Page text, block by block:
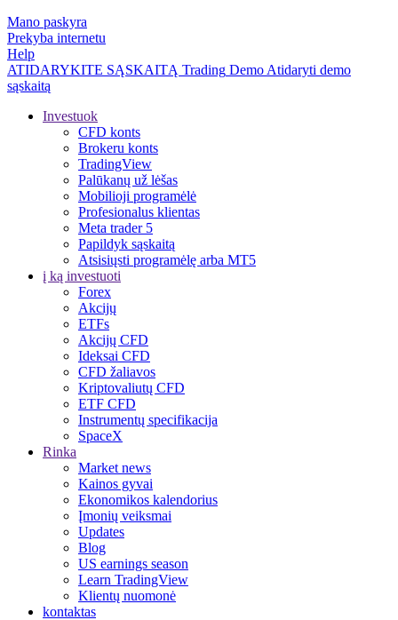
Mano paskyra
Prekyba internetu
Help
ATIDARYKITE SĄSKAITĄ Trading Demo Atidaryti demo
sąskaitą
Investuok
CFD konts
Brokeru konts
TradingView
Palūkanų už lėšas
Mobilioji programėlė
Profesionalus klientas
Meta trader 5
Papildyk sąskaitą
Atsisiųsti programėlę arba MT5
į ką investuoti
Forex
Akcijų
ETFs
Akcijų CFD
Ideksai CFD
CFD žaliavos
Kriptovaliutų CFD
ETF CFD
Instrumentų specifikacija
SpaceX
Rinka
Market news
Kainos gyvai
Ekonomikos kalendorius
Įmonių veiksmai
Updates
Blog
US earnings season
Learn TradingView
Klientų nuomonė
kontaktas